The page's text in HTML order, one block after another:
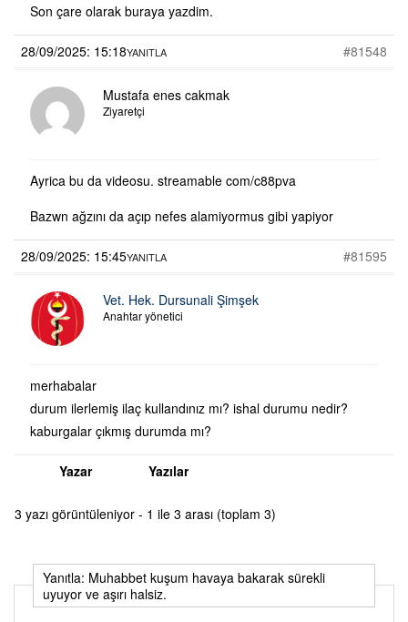
Son çare olarak buraya yazdim.
28/09/2025: 15:18 #81548
YANITLA
Mustafa enes cakmak
Ziyaretçi
Ayrica bu da videosu. streamable com/c88pva
Bazwn ağzını da açıp nefes alamiyormus gibi yapiyor
28/09/2025: 15:45 #81595
YANITLA
Vet. Hek. Dursunali Şimşek
Anahtar yönetici
merhabalar
durum ilerlemiş ilaç kullandınız mı? ishal durumu nedir?
kaburgalar çıkmış durumda mı?
Yazar Yazılar
3 yazı görüntüleniyor - 1 ile 3 arası (toplam 3)
Yanıtla: Muhabbet kuşum havaya bakarak sürekli
uyuyor ve aşırı halsiz.